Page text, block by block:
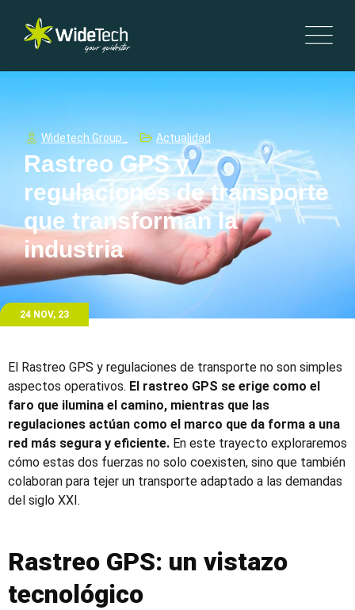
Widetech Group_ Actualidad
Rastreo GPS y
regulaciones de transporte
que transforman la
industria
24 NOV, 23
El Rastreo GPS y regulaciones de transporte no son simples
aspectos operativos. El rastreo GPS se erige como el
faro que ilumina el camino, mientras que las
regulaciones actúan como el marco que da forma a una
red más segura y eficiente. En este trayecto exploraremos
cómo estas dos fuerzas no solo coexisten, sino que también
colaboran para tejer un transporte adaptado a las demandas
del siglo XXI.
Rastreo GPS: un vistazo
tecnológico